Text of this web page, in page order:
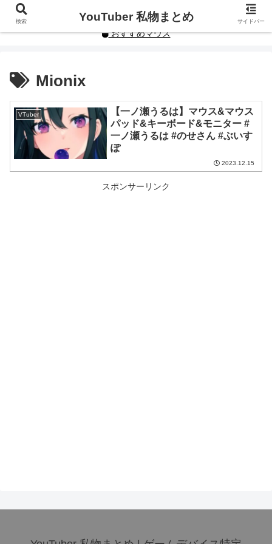
YouTuberや人気インフルエンサーの私物まとめです。
おすすめマウス
Mionix
VTuber
【一ノ瀬うるは】マウス&マウス
パッド&キーボード&モニター #
一ノ瀬うるは #のせさん #ぶいす
ぽ
2023.12.15
スポンサーリンク
検索 YouTuber 私物まとめ サイドバー